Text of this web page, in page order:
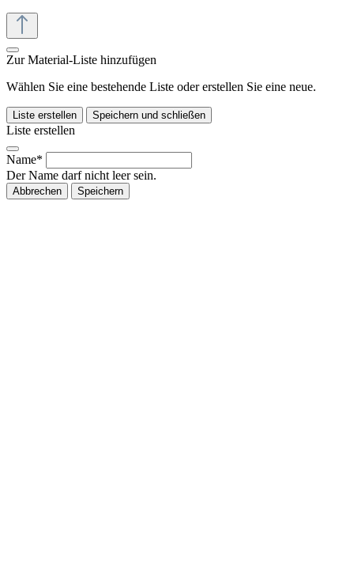
Zur Material-Liste hinzufügen
Wählen Sie eine bestehende Liste oder erstellen Sie eine neue.
Liste erstellen Speichern und schließen
Liste erstellen
Name*
Der Name darf nicht leer sein.
Abbrechen Speichern